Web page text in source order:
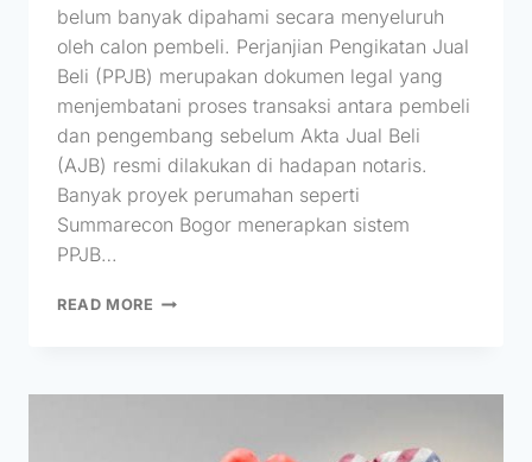
belum banyak dipahami secara menyeluruh
oleh calon pembeli. Perjanjian Pengikatan Jual
Beli (PPJB) merupakan dokumen legal yang
menjembatani proses transaksi antara pembeli
dan pengembang sebelum Akta Jual Beli
(AJB) resmi dilakukan di hadapan notaris.
Banyak proyek perumahan seperti
Summarecon Bogor menerapkan sistem
PPJB…
READ MORE